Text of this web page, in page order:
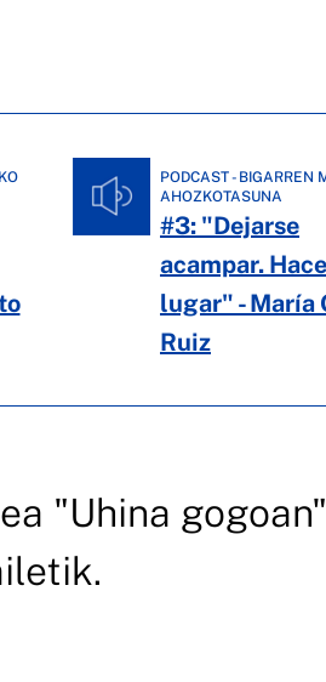
PODCAST - BIGARREN
AHOZKOTASUNA
#3: "Dejarse
acampar.
lugar" - María
Ruiz
"Uhina gogoan"